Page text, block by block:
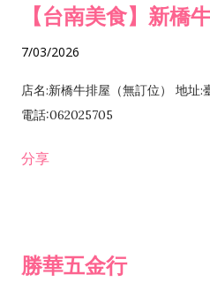
【台南美食】新橋
7/03/2026
店名:新橋牛排屋（無訂位） 地址
電話:062025705
分享
勝華五金行